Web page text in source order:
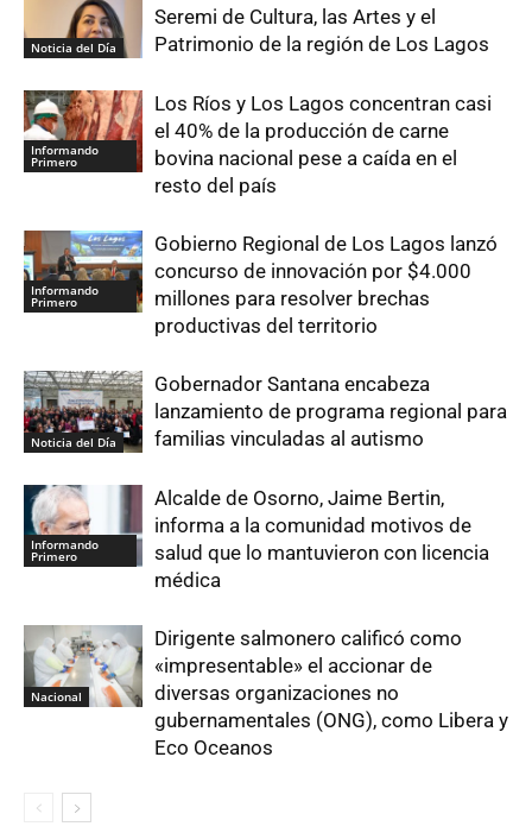
Noticia del Día
Seremi de Cultura, las Artes y el
Patrimonio de la región de Los Lagos
Informando
Primero
Los Ríos y Los Lagos concentran casi
el 40% de la producción de carne
bovina nacional pese a caída en el
resto del país
Informando
Primero
Gobierno Regional de Los Lagos lanzó
concurso de innovación por $4.000
millones para resolver brechas
productivas del territorio
Noticia del Día
Gobernador Santana encabeza
lanzamiento de programa regional para
familias vinculadas al autismo
Informando
Primero
Alcalde de Osorno, Jaime Bertin,
informa a la comunidad motivos de
salud que lo mantuvieron con licencia
médica
Nacional
Dirigente salmonero calificó como
«impresentable» el accionar de
diversas organizaciones no
gubernamentales (ONG), como Libera y
Eco Oceanos